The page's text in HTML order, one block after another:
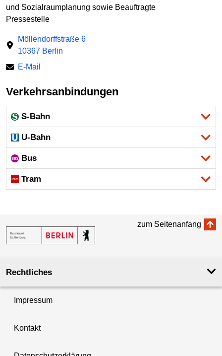
und Sozialraumplanung sowie Beauftragte
Pressestelle
Möllendorffstraße 6
10367 Berlin
E-Mail
Verkehrsanbindungen
S-Bahn
U-Bahn
Bus
Tram
zum Seitenanfang
Rechtliches
Impressum
Kontakt